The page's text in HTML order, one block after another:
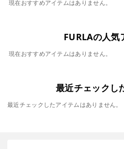
現在おすすめアイテムはありません。
FURLAの人気
現在おすすめアイテムはありません。
最近チェックし
最近チェックしたアイテムはありません。